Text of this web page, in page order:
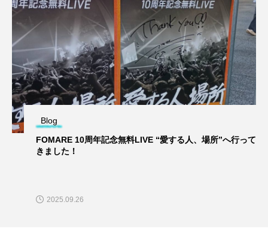
Blog
FOMARE 10周年記念無料LIVE “愛する人、場所”へ行って
きました！
2025.09.26